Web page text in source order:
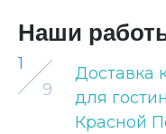
Наши
1
9
Доставка
для
Красной